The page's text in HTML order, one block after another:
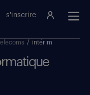
s'inscrire
/ intérim